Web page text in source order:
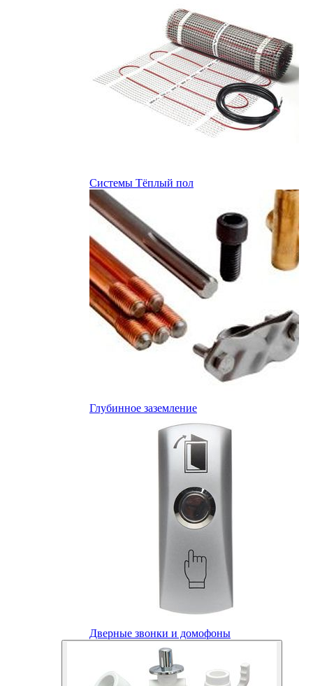
Системы Тёплый пол
Глубинное заземление
Дверные звонки и домофоны